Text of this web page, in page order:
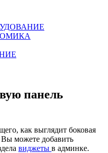
панель
как выглядит боковая
можете добавить
виджеты в админке.